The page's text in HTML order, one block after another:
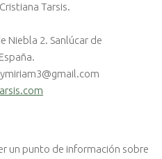
Tarsis.
Niebla 2. Sanlúcar de
un punto de información sobre